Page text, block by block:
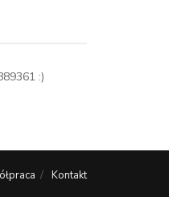
:)
Kontakt